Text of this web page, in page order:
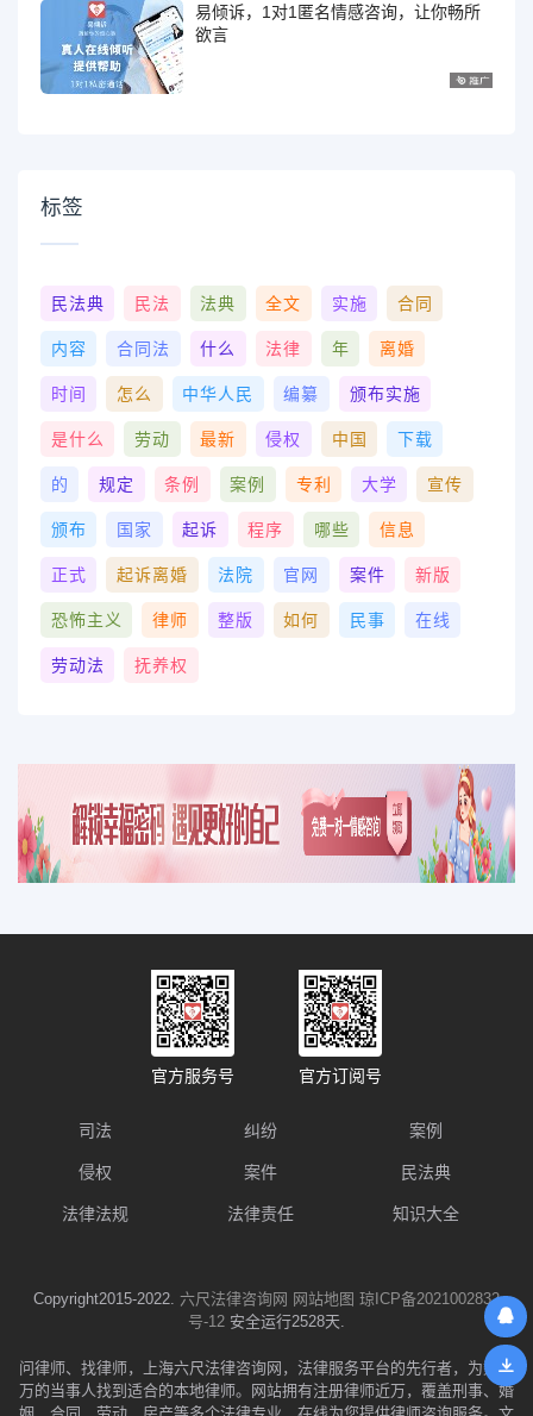
易倾诉，1对1匿名情感咨询，让你畅所
欲言
标签
民法典 民法 法典 全文 实施 合同
内容 合同法 什么 法律 年 离婚
时间 怎么 中华人民 编纂 颁布实施
是什么 劳动 最新 侵权 中国 下载
的 规定 条例 案例 专利 大学 宣传
颁布 国家 起诉 程序 哪些 信息
正式 起诉离婚 法院 官网 案件 新版
恐怖主义 律师 整版 如何 民事 在线
劳动法 抚养权
官方服务号 官方订阅号
司法 纠纷 案例
侵权 案件 民法典
法律法规 法律责任 知识大全
Copyright2015-2022. 六尺法律咨询网 网站地图 琼ICP备2021002832
号-12 安全运行2528天.
问律师、找律师，上海六尺法律咨询网，法律服务平台的先行者，为数千
万的当事人找到适合的本地律师。网站拥有注册律师近万，覆盖刑事、婚